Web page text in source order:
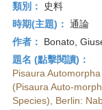
類別：
史料
時期(主題)： 通論
作者：
Bonato,
題名 (點擊閱讀)：
Pisaura
(Pisaura Auto-
Species), Berlin: